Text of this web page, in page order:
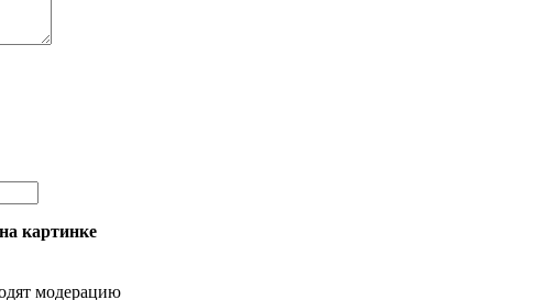
картинке
модерацию